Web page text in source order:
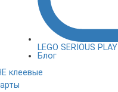
LEGO SERIOUS PLAY
Блог
клеевые